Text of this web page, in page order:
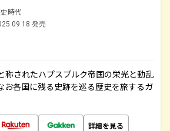
時代
発売
称されたハプスブルク帝国の栄光と動乱
お各国に残る史跡を巡る歴史を旅するガ
詳細を見る